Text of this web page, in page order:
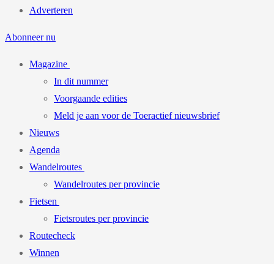
Adverteren
Abonneer nu
Magazine
In dit nummer
Voorgaande edities
Meld je aan voor de Toeractief nieuwsbrief
Nieuws
Agenda
Wandelroutes
Wandelroutes per provincie
Fietsen
Fietsroutes per provincie
Routecheck
Winnen